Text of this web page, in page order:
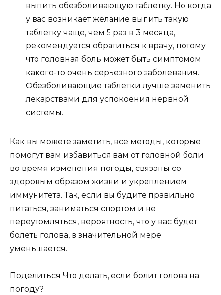
выпить обезболивающую таблетку. Но когда
у вас возникает желание выпить такую
таблетку чаще, чем 5 раз в 3 месяца,
рекомендуется обратиться к врачу, потому
что головная боль может быть симптомом
какого-то очень серьезного заболевания.
Обезболивающие таблетки лучше заменить
лекарствами для успокоения нервной
системы.
Как вы можете заметить, все методы, которые
помогут вам избавиться вам от головной боли
во время изменения погоды, связаны со
здоровым образом жизни и укреплением
иммунитета. Так, если вы будите правильно
питаться, заниматься спортом и не
переутомляться, вероятность, что у вас будет
болеть голова, в значительной мере
уменьшается.
Поделиться Что делать, если болит голова на
погоду?